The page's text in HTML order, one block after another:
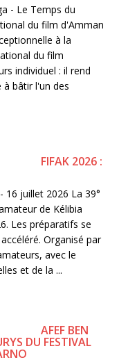
- Le Temps du
du film d'Amman
à la
du film
individuel : il rend
bâtir l'un des
FIFAK 2026 :
16 juillet 2026 La 39°
de Kélibia
Les préparatifs se
Organisé par
avec le
et de la ...
AFEF BEN
DU FESTIVAL